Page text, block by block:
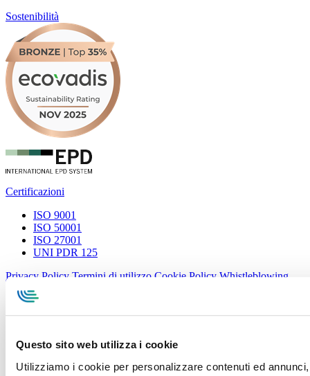
Questo sito web utilizza i cookie
Utilizziamo i cookie per personalizzare contenuti ed
Sostenibilità
Certificazioni
ISO 9001
ISO 50001
ISO 27001
UNI PDR 125
Privacy Policy Termini di utilizzo Cookie Policy Whistleblowing
Specialcavi Baldassari S.r.l. | Via G. Pieraccini, 76 | 55012
Capannori LUCCA | P.iva e Cod.Fisc. 01387320466 | CCIAA e
REA Lucca n. 137741 | Cap. Soc. 500.000 € i.v.